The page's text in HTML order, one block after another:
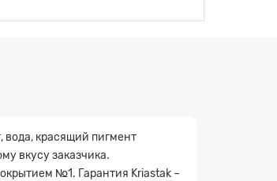
вода, красящий пигмент
вкусу заказчика.
№1. Гарантия Kriastak –